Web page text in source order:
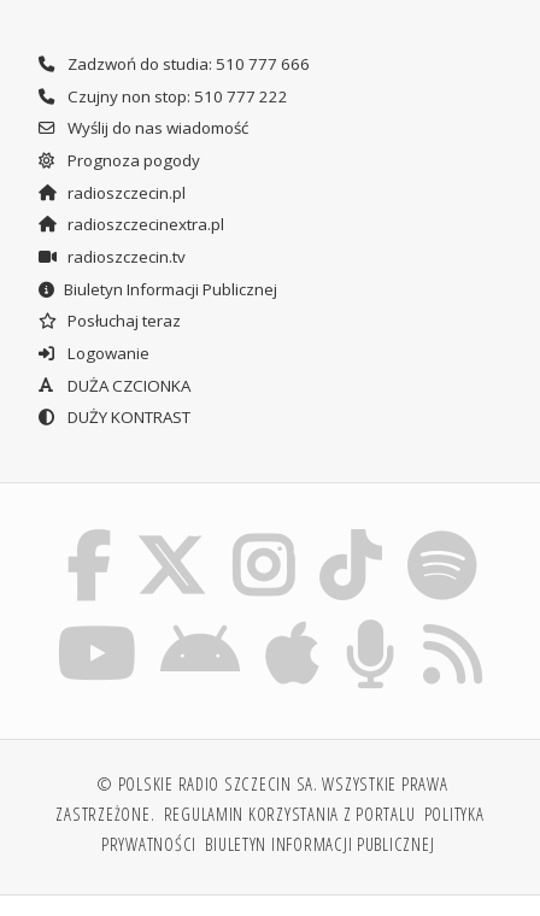
Zadzwoń do studia: 510 777 666
Czujny non stop: 510 777 222
Wyślij do nas wiadomość
Prognoza pogody
radioszczecin.pl
radioszczecinextra.pl
radioszczecin.tv
Biuletyn Informacji Publicznej
Posłuchaj teraz
Logowanie
DUŻA CZCIONKA
DUŻY KONTRAST
© POLSKIE RADIO SZCZECIN SA. WSZYSTKIE PRAWA
ZASTRZEŻONE. REGULAMIN KORZYSTANIA Z PORTALU POLITYKA
PRYWATNOŚCI BIULETYN INFORMACJI PUBLICZNEJ